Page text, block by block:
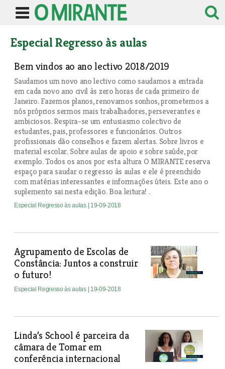
Especial Regresso às aulas
Bem vindos ao ano lectivo 2018/2019
Saudamos um novo ano lectivo como saudamos a entrada
em cada novo ano civil às zero horas de cada primeiro de
Janeiro. Fazemos planos, renovamos sonhos, prometemos a
nós próprios sermos mais trabalhadores, perseverantes e
ambiciosos. Respira-se um entusiasmo colectivo de
estudantes, pais, professores e funcionários. Outros
profissionais dão conselhos e fazem alertas. Sobre livros e
material escolar. Sobre aulas de apoio e sobre saúde, por
exemplo. Todos os anos por esta altura O MIRANTE reserva
espaço para saudar o regresso às aulas e ele é preenchido
com matérias interessantes e informações úteis. Este ano o
suplemento sai nesta edição. Boa leitura! .
Especial Regresso às aulas | 19-09-2018
Agrupamento de Escolas de
Constância: Juntos a construir
o futuro!
Especial Regresso às aulas | 19-09-2018
Linda’s School é parceira da
câmara de Tomar em
conferência internacional